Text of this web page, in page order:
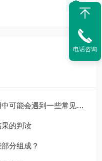
能会遇到一些常见问题
的判读
分组成？
电话咨询